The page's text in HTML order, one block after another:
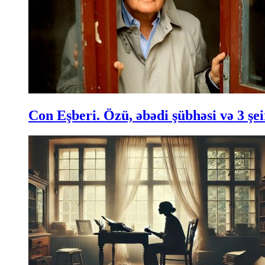
Con Eşberi. Özü, əbədi şübhəsi və 3